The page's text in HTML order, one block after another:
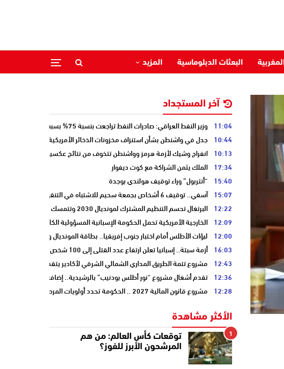
البعثات الدبلوماسية المزيد
آخر المستجداد
11:04 وزير النفط العراقي: صادرات النفط تراجعت بنسبة 75% بسبب إغلاق هرمز
10:44 جدل في واشنطن بشأن استنزاف مخزونات الذخائر الأمريكية
10:13 انفراج وشيك لأزمة هرمز وواشنطن تتخوف من نتائج عكسية للتصعيد
17:34 الملك يثمن الشراكة مع كوت ديفوار
15:40 “أنتربول” وراء توقيف هولندي بوجدة
15:07 آسفي.. توقيف 6 أشخاص بجمعة سحيم للاشتباه في التنقيب عن الكنوز .
12:22 البرتغال تحسم التنظيم المشترك لمونديال 2030 وتتمسك بالشراكة مع المغرب وإسبانيا
12:09 الخارجية الأمريكية تحمل الحكومة الإسبانية المسؤولية الكاملة عن أزمة سبتة
12:00 لبؤات الأطلس أمام اختبار جنوب إفريقيا.. بطاقة المونديال ونصف النهائي
16:03 أزمة سبتة.. إسبانيا تعلن ارتفاع عدد القتلى إلى 100 شخص
12:43 مشروع تتمة الطريق المداري الشمالي الشرقي لأكادير يتقدم نحو مرحلة
12:36 تقدم أشغال مشروع “نور أطلس بودنيب” بالرشيدية.. إضافة 33 ميغاوات إلى الشبكة الوطنية
12:28 مشروع قانون المالية 2027 .. الحكومة تحدد أولويات المرحلة المقبلة
الأكثر مشاهدة
1
توقعات كأس العالم: من هم
المرشحون الأبرز للفوز؟